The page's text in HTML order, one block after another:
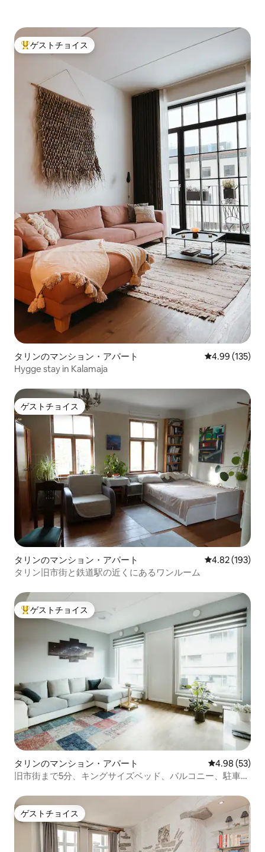
大好評のゲストチョイスです。
ゲストチョイス
タリンのマンション・アパート レビュー135
4.99 (135)
Hygge stay in Kalamaja
ゲストチョイス
ゲストチョイス
タリンのマンション・アパート レビュー193
4.82 (193)
タリン旧市街と鉄道駅の近くにあるワンルーム
大好評のゲストチョイスです。
ゲストチョイス
タリンのマンション・アパート レビュー53
4.98 (53)
旧市街まで5分、キングサイズベッド、バルコニー、駐車場
ゲストチョイス
ゲストチョイス